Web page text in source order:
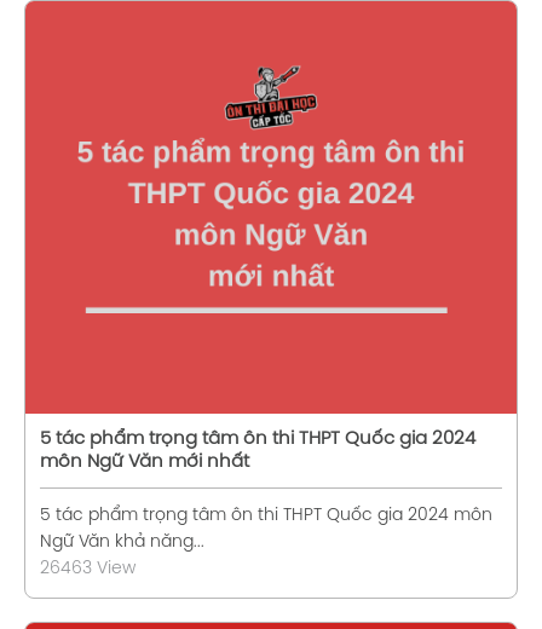
Xem chi tiết
5 tác phẩm trọng tâm ôn thi THPT Quốc gia 2024
môn Ngữ Văn mới nhất
5 tác phẩm trọng tâm ôn thi THPT Quốc gia 2024 môn
Ngữ Văn khả năng...
26463 View